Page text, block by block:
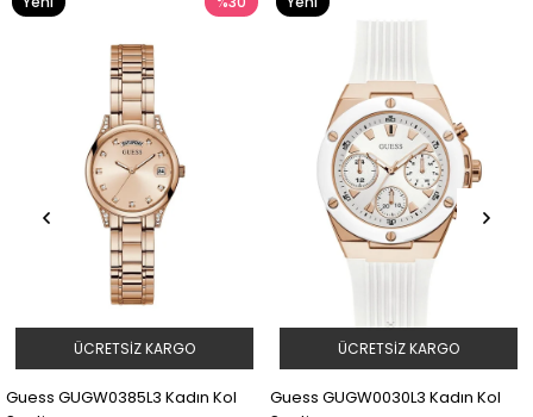
GUGW0385L3 Kadın Kol
ÜCRETSIZ KARGO
Guess GUGW0030L3 Kadın Kol
ÜCRETSIZ KARGO